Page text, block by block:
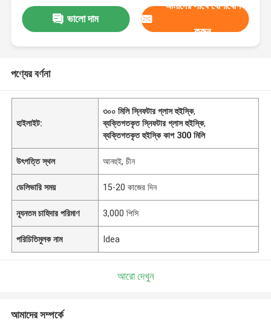
ভালো দাম
আমাদের সাথে যোগাযোগ
করুন
পণ্যের বর্ণনা
হাইলাইট:
৩০০ মিলি স্নিফটার গ্লাস হুইস্কি,
ব্যক্তিগতকৃত স্নিফটার গ্লাস হুইস্কি,
ব্যক্তিগতকৃত হুইস্কি কাপ 300 মিলি
উৎপত্তি স্থল আনহুই, চীন
ডেলিভারি সময় 15-20 কাজের দিন
ন্যূনতম চাহিদার পরিমাণ 3,000 পিসি
পরিচিতিমুলক নাম Idea
আরো দেখুন
আমাদের সম্পর্কে